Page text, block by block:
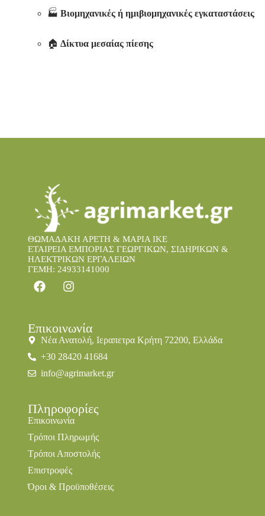
🏭 Βιομηχανικές ή ημιβιομηχανικές εγκαταστάσεις
🏠 Δίκτυα μεσαίας πίεσης
ΘΩΜΑΔΑΚΗ ΑΡΕΤΗ & ΜΑΡΙΑ IKE
ΕΤΑΙΡΕΙΑ ΕΜΠΟΡΙΑΣ ΓΕΩΡΓΙΚΩΝ, ΣΙΔΗΡΙΚΩΝ &
ΗΛΕΚΤΡΙΚΩΝ ΕΡΓΑΛΕΙΩΝ
ΓΕΜΗ: 24933141000
Επικοινωνία
Νέα Ανατολή, Ιεραπετρα Κρήτη 72200, Ελλάδα
+30 28420 41684
info@agrimarket.gr
Πληροφορίες
Επικοινωνία
Τρόποι Πληρωμής
Τρόποι Αποστολής
Επιστροφές
Όροι & Προϋποθέσεις